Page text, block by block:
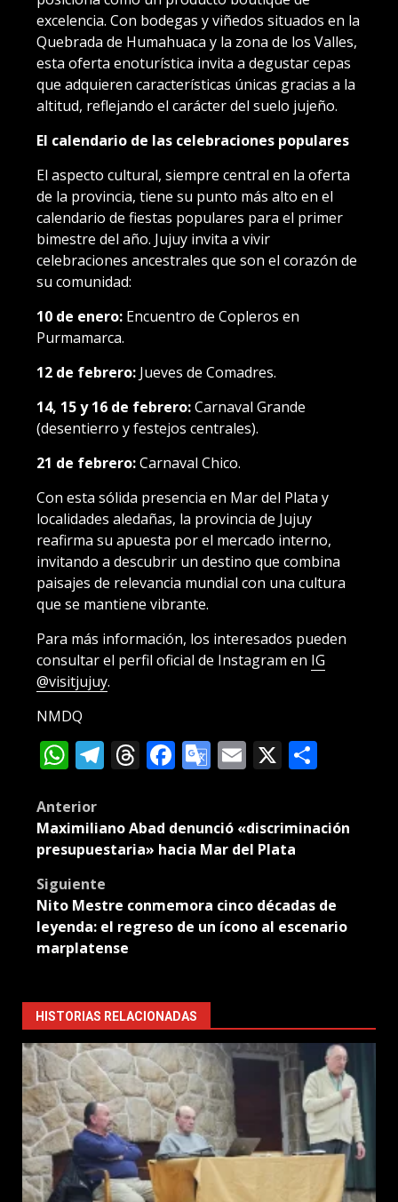
excelencia. Con bodegas y viñedos situados en la
Quebrada de Humahuaca y la zona de los Valles,
esta oferta enoturística invita a degustar cepas
que adquieren características únicas gracias a la
altitud, reflejando el carácter del suelo jujeño.
El calendario de las celebraciones populares
El aspecto cultural, siempre central en la oferta
de la provincia, tiene su punto más alto en el
calendario de fiestas populares para el primer
bimestre del año. Jujuy invita a vivir
celebraciones ancestrales que son el corazón de
su comunidad:
10 de enero: Encuentro de Copleros en
Purmamarca.
12 de febrero: Jueves de Comadres.
14, 15 y 16 de febrero:Carnaval Grande
(desentierro y festejos centrales).
21 de febrero:Carnaval Chico.
Con esta sólida presencia en Mar del Plata y
localidades aledañas, la provincia de Jujuy
reafirma su apuesta por el mercado interno,
invitando a descubrir un destino que combina
paisajes de relevancia mundial con una cultura
que se mantiene vibrante.
Para más información, los interesados pueden
consultar el perfil oficial de Instagram en IG
@visitjujuy.
NMDQ
WhatsApp
Telegram
Threads
Facebook
Google
Email
X
Post
navigation
Anterior
Maximiliano Abad denunció «discriminación
presupuestaria» hacia Mar del Plata
Siguiente
Nito Mestre conmemora cinco décadas de
leyenda: el regreso de un ícono al escenario
marplatense
HISTORIAS RELACIONADAS